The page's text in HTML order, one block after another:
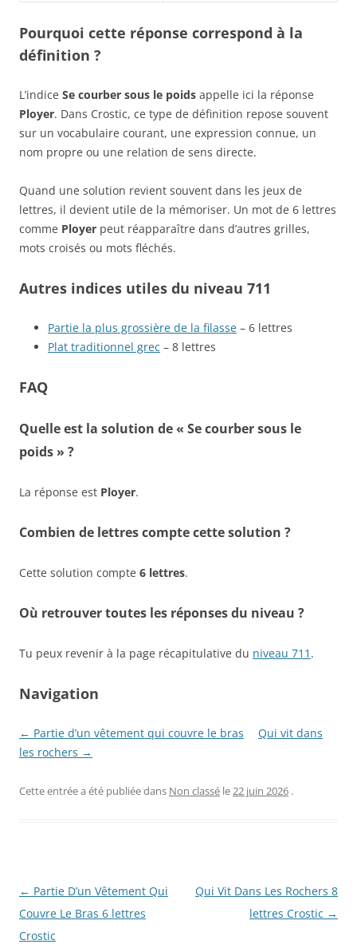
Pourquoi cette réponse correspond à la
définition ?
L’indice Se courber sous le poids appelle ici la réponse
Ployer. Dans Crostic, ce type de définition repose souvent
sur un vocabulaire courant, une expression connue, un
nom propre ou une relation de sens directe.
Quand une solution revient souvent dans les jeux de
lettres, il devient utile de la mémoriser. Un mot de 6 lettres
comme Ployer peut réapparaître dans d’autres grilles,
mots croisés ou mots fléchés.
Autres indices utiles du niveau 711
Partie la plus grossière de la filasse – 6 lettres
Plat traditionnel grec – 8 lettres
FAQ
Quelle est la solution de « Se courber sous le
poids » ?
La réponse est Ployer.
Combien de lettres compte cette solution ?
Cette solution compte 6 lettres.
Où retrouver toutes les réponses du niveau ?
Tu peux revenir à la page récapitulative du niveau 711 .
Navigation
← Partie d’un vêtement qui couvre le bras
Qui vit dans
les rochers →
Cette entrée a été publiée dans Non classé le22 juin 2026 .
Navigation
des
articles
← Partie D’un Vêtement Qui
Couvre Le Bras 6 lettres
Crostic
Qui Vit Dans Les Rochers 8
lettres Crostic →